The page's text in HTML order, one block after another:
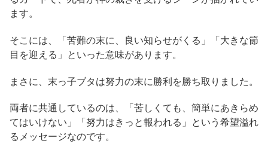
ます。
そこには、「苦難の末に、良い知らせがくる」「大きな節
目を迎える」といった意味があります。
まさに、末っ子ブタは努力の末に勝利を勝ち取りました。
両者に共通しているのは、「苦しくても、簡単にあきらめ
てはいけない」「努力はきっと報われる」という希望溢れ
るメッセージなのです。